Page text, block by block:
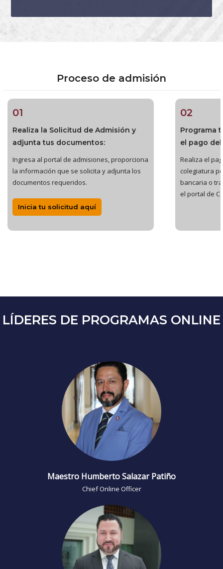
Proceso de admisión
01
Realiza la Solicitud de Admisión y
adjunta tus documentos:
Ingresa al portal de admisiones, proporciona
la información que se solicita y adjunta los
documentos requeridos.
Inicia tu solicitud aquí
02
Programa
el pago
Realiza el
colegiatura
bancaria o
el portal de
LÍDERES DE PROGRAMAS ONLINE
Maestro Humberto Salazar Patiño
Chief Online Officer